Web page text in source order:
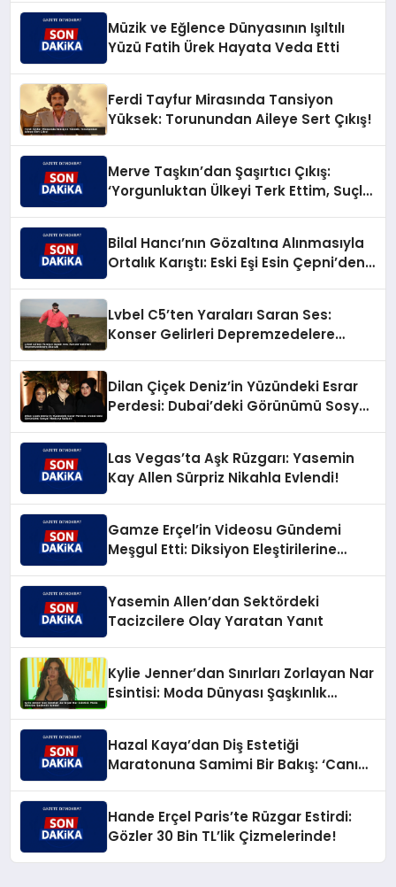
Müzik ve Eğlence Dünyasının Işıltılı
Yüzü Fatih Ürek Hayata Veda Etti
Ferdi Tayfur Mirasında Tansiyon
Yüksek: Torunundan Aileye Sert Çıkış!
Merve Taşkın’dan Şaşırtıcı Çıkış:
‘Yorgunluktan Ülkeyi Terk Ettim, Suçlu
Bilal Hancı’nın Gözaltına Alınmasıyla
Ortalık Karıştı: Eski Eşi Esin Çepni’den
Lvbel C5’ten Yaraları Saran Ses:
Konser Gelirleri Depremzedelere
Dilan Çiçek Deniz’in Yüzündeki Esrar
Perdesi: Dubai’deki Görünümü Sosyal
Las Vegas’ta Aşk Rüzgarı: Yasemin
Kay Allen Sürpriz Nikahla Evlendi!
Gamze Erçel’in Videosu Gündemi
Meşgul Etti: Diksiyon Eleştirilerine
Yasemin Allen’dan Sektördeki
Tacizcilere Olay Yaratan Yanıt
Kylie Jenner’dan Sınırları Zorlayan Nar
Esintisi: Moda Dünyası Şaşkınlık
Hazal Kaya’dan Diş Estetiği
Maratonuna Samimi Bir Bakış: ‘Canım
Hande Erçel Paris’te Rüzgar Estirdi:
Gözler 30 Bin TL’lik Çizmelerinde!